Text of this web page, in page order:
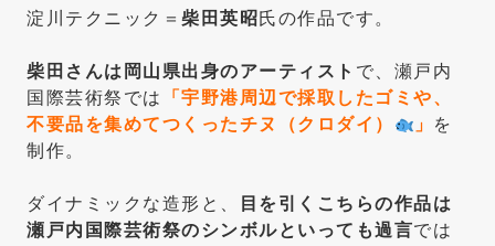
淀川テクニック＝ 柴田英昭氏の作品です。
柴田さんは岡山県出身のアーティスト で、瀬戸内
国際芸術祭では
「宇野港周辺で採取したゴミや、
不要品を集めてつくったチヌ（クロダイ）
」
を
制作。
ダイナミックな造形と、
目を引くこちらの作品は
瀬戸内国際芸術祭のシンボルといっても過言では